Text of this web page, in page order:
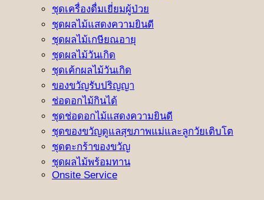
ชุดเครื่องดื่มเยี่ยมผู้ป่วย
ชุดผลไม้แสดงความยินดี
ชุดผลไม้เกษียณอายุ
ชุดผลไม้วันเกิด
ชุดเค้กผลไม้วันเกิด
ของขวัญรับปริญญา
ช่อดอกไม้กินได้
ชุดช่อดอกไม้แสดงความยินดี
ชุดของขวัญดูแลสุขภาพแม่และลูกวัยเติบโต
ชุดตะกร้าของขวัญ
ชุดผลไม้พร้อมทาน
Onsite Service